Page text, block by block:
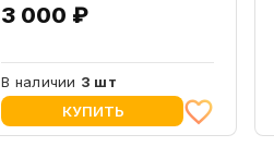
3 000 ₽
В наличии 3 шт
КУПИТЬ